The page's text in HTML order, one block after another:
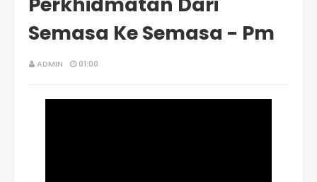
Semasa Ke Semasa - Pm
ADMIN 01:00